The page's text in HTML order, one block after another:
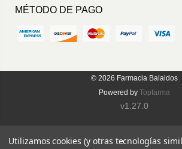
MÉTODO DE PAGO
© 2026 Farmacia Balaidos
Powered by Topfarma
v1.27.0
Utilizamos cookies (y otras tecnologías